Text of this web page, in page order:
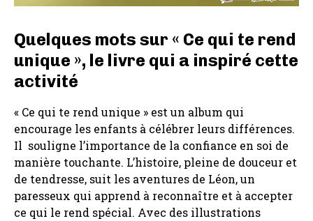
Quelques mots sur « Ce qui te rend
unique », le livre qui a inspiré cette
activité
« Ce qui te rend unique » est un album qui
encourage les enfants à célébrer leurs différences.
Il souligne l’importance de la confiance en soi de
manière touchante. L’histoire, pleine de douceur et
de tendresse, suit les aventures de Léon, un
paresseux qui apprend à reconnaître et à accepter
ce qui le rend spécial. Avec des illustrations